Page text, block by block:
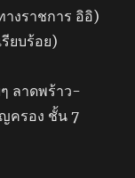
งราชการ อิอิ)
ยบร้อย)
ลาดพร้าว-
ครอง ชั้น 7